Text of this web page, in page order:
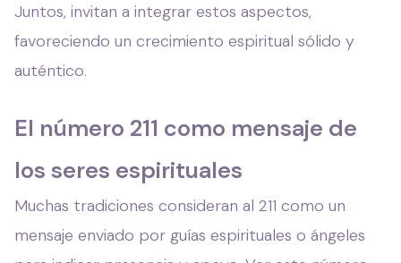
Juntos, invitan a integrar estos aspectos,
favoreciendo un crecimiento espiritual sólido y
auténtico.
El número 211 como mensaje de
los seres espirituales
Muchas tradiciones consideran al 211 como un
mensaje enviado por guías espirituales o ángeles